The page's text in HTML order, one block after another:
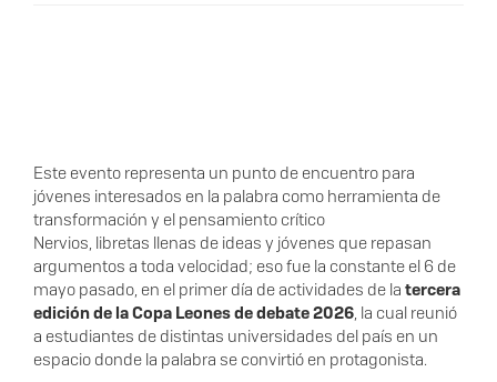
Este evento representa un punto de encuentro para
jóvenes interesados en la palabra como herramienta de
transformación y el pensamiento crítico
Nervios, libretas llenas de ideas y jóvenes que repasan
argumentos a toda velocidad; eso fue la constante el 6 de
mayo pasado, en el primer día de actividades de la tercera
edición de la Copa Leones de debate 2026, la cual reunió
a estudiantes de distintas universidades del país en un
espacio donde la palabra se convirtió en protagonista.